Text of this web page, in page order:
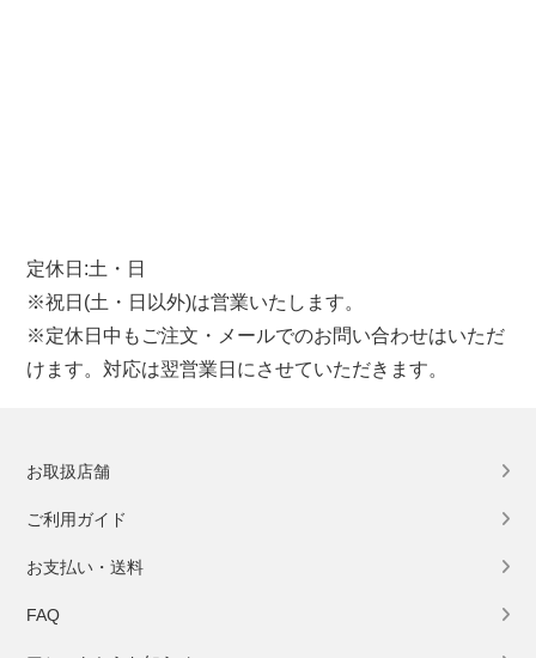
定休日:土・日
※祝日(土・日以外)は営業いたします。
※定休日中もご注文・メールでのお問い合わせはいただ
けます。対応は翌営業日にさせていただきます。
お取扱店舗
ご利用ガイド
お支払い・送料
FAQ